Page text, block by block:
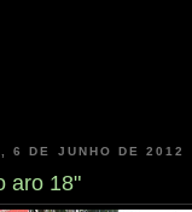
6 DE JUNHO DE 2012
aro 18"